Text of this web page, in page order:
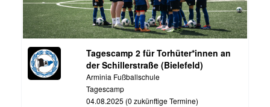
Tagescamp 2 für Torhüter*innen an
der Schillerstraße (Bielefeld)
Arminia Fußballschule
Tagescamp
04.08.2025 (0 zukünftige Termine)